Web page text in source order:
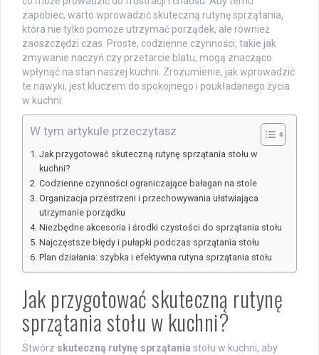
zapobiec, warto wprowadzić skuteczną rutynę sprzątania,
która nie tylko pomoże utrzymać porządek, ale również
zaoszczędzi czas. Proste, codzienne czynności, takie jak
zmywanie naczyń czy przetarcie blatu, mogą znacząco
wpłynąć na stan naszej kuchni. Zrozumienie, jak wprowadzić
te nawyki, jest kluczem do spokojnego i poukładanego życia
w kuchni.
W tym artykule przeczytasz
Jak przygotować skuteczną rutynę sprzątania stołu w
kuchni?
Codzienne czynności ograniczające bałagan na stole
Organizacja przestrzeni i przechowywania ułatwiająca
utrzymanie porządku
Niezbędne akcesoria i środki czystości do sprzątania stołu
Najczęstsze błędy i pułapki podczas sprzątania stołu
Plan działania: szybka i efektywna rutyna sprzątania stołu
Jak przygotować skuteczną rutynę
sprzątania stołu w kuchni?
Stwórz skuteczną rutynę sprzątania stołu w kuchni, aby